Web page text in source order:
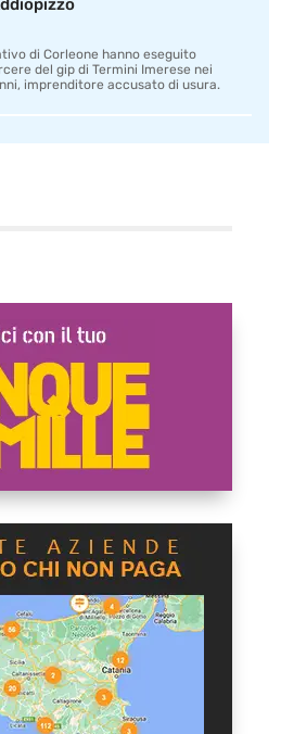
di Corleone hanno eseguito
del gip di Termini Imerese nei
imprenditore accusato di usura.